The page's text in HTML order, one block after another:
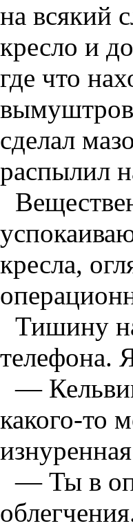
на всякий
кресло и
где что
сделал
распылил
кресла,
Тишину
телефона.
—
какого-то
— Ты в